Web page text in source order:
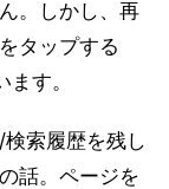
。しかし、再
タップする
す。
索履歴を残し
話。ページを